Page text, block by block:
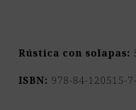
Rústica con solapas:
ISBN: 978-84-120515-